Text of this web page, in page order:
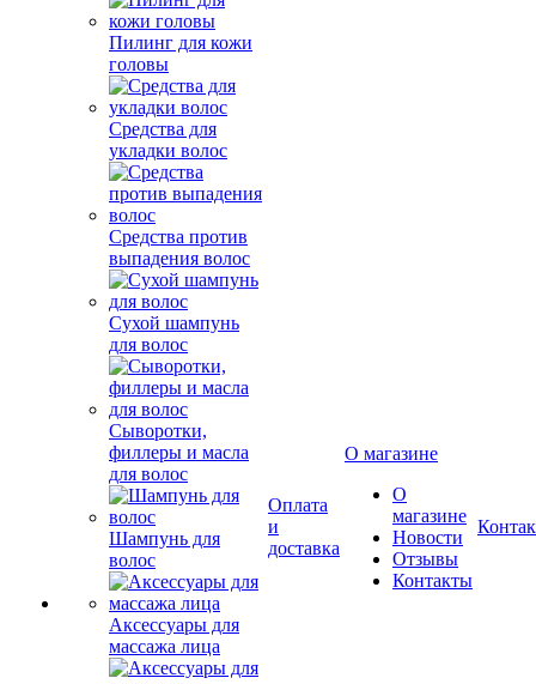
Пилинг для кожи
головы
Средства для
укладки волос
Средства против
выпадения волос
Сухой шампунь
для волос
Сыворотки,
филлеры и масла
для волос
Шампунь для
волос
Аксессуары для
массажа лица
Оплата
и
доставка
О магазине
О
магазине
Новости
Отзывы
Контакты